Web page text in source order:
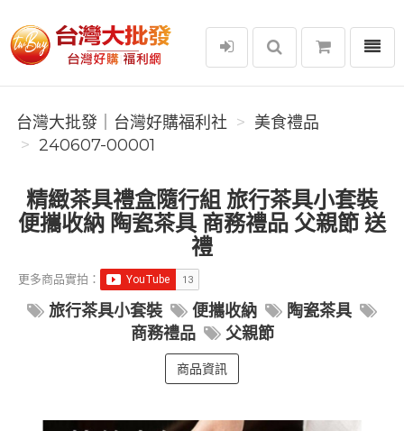
台灣大批發｜台灣好購福利社
選單
台灣大批發｜台灣好購福利社
美食禮品
240607-00001
精緻茶具禮盒隨行組 旅行茶具小套裝
便攜收納 陶瓷茶具 商務禮品 父親節 送
禮
更多商品實拍：
旅行茶具小套裝 便攜收納
陶瓷茶具
商務禮品
父親節
商品資訊